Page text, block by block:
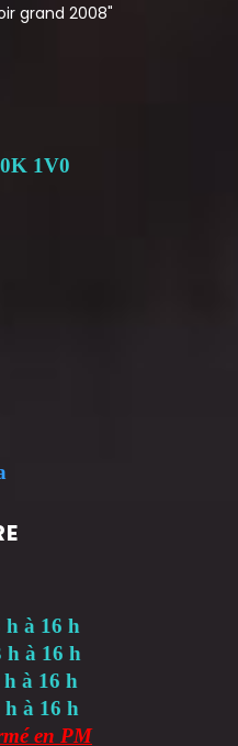
grand 2008"
1V0
à 16 h
à 16 h
à 16 h
à 16 h
en PM